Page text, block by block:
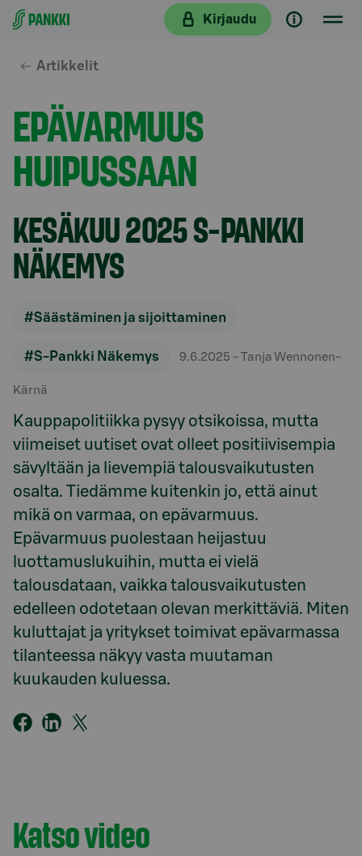
Siirry suoraan sisältöön
Kirjaudu
Artikkelit
EPÄVARMUUS
HUIPUSSAAN
KESÄKUU 2025 S-PANKKI
NÄKEMYS
#Säästäminen ja sijoittaminen
#S-Pankki Näkemys 9.6.2025 - Tanja Wennonen-
Kärnä
Kauppapolitiikka pysyy otsikoissa, mutta
viimeiset uutiset ovat olleet positiivisempia
sävyltään ja lievempiä talousvaikutusten
osalta. Tiedämme kuitenkin jo, että ainut
mikä on varmaa, on epävarmuus.
Epävarmuus puolestaan heijastuu
luottamuslukuihin, mutta ei vielä
talousdataan, vaikka talousvaikutusten
edelleen odotetaan olevan merkittäviä. Miten
kuluttajat ja yritykset toimivat epävarmassa
tilanteessa näkyy vasta muutaman
kuukauden kuluessa.
Katso video